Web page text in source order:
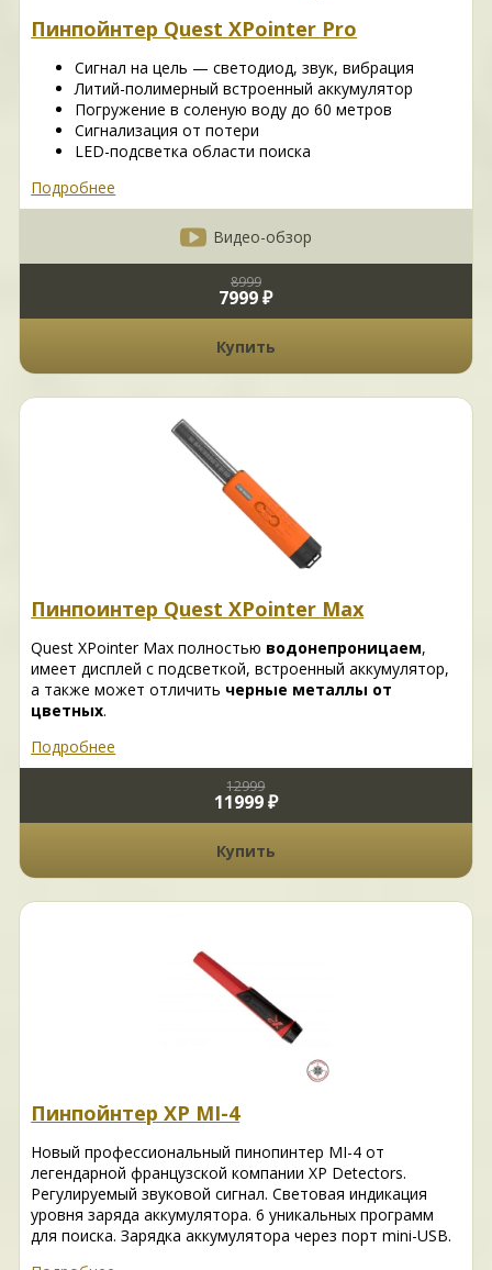
Пинпойнтер Quest XPointer Pro
Сигнал на цель — светодиод, звук, вибрация
Литий-полимерный встроенный аккумулятор
Погружение в соленую воду до 60 метров
Сигнализация от потери
LED-подсветка области поиска
Подробнее
Видео-обзор
8999
7999 ₽
Купить
Пинпоинтер Quest XPointer Max
Quest XPointer Max полностью водонепроницаем,
имеет дисплей с подсветкой, встроенный аккумулятор,
а также может отличить черные металлы от
цветных.
Подробнее
12999
11999 ₽
Купить
Пинпойнтер XP MI-4
Новый профессиональный пинопинтер MI-4 от
легендарной французской компании XP Detectors.
Регулируемый звуковой сигнал. Световая индикация
уровня заряда аккумулятора. 6 уникальных программ
для поиска. Зарядка аккумулятора через порт mini-USB.